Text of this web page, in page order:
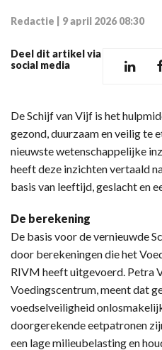
Redactie 9 april 2026 08:30
Deel dit artikel via
social media
De Schijf van Vijf is het
gezond, duurzaam en veilig te
nieuwste wetenschappelijke
heeft deze inzichten vertaald
basis van leeftijd, geslacht en
De berekening
De basis voor de vernieuwde
door berekeningen die het
RIVM heeft uitgevoerd. Petra
Voedingscentrum, meent dat
voedselveiligheid
doorgerekende eetpatronen
een lage milieubelasting en